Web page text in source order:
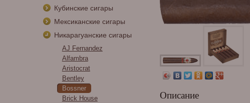
Кубинские сигары
Мексиканские сигары
Никарагуанские сигары
AJ Fernandez
Alfambra
Aristocrat
Bentley
Bossner
Brick House
Описание